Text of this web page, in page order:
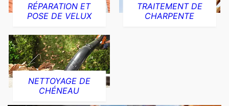
RÉPARATION ET
POSE DE VELUX
TRAITEMENT DE
CHARPENTE
NETTOYAGE DE
CHÉNEAU